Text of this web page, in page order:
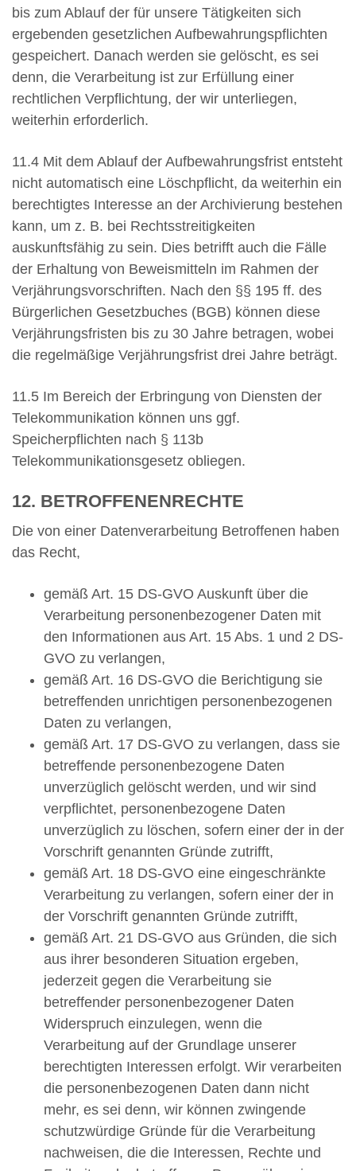
bis zum Ablauf der für unsere Tätigkeiten sich
ergebenden gesetzlichen Aufbewahrungspflichten
gespeichert. Danach werden sie gelöscht, es sei
denn, die Verarbeitung ist zur Erfüllung einer
rechtlichen Verpflichtung, der wir unterliegen,
weiterhin erforderlich.
11.4 Mit dem Ablauf der Aufbewahrungsfrist entsteht
nicht automatisch eine Löschpflicht, da weiterhin ein
berechtigtes Interesse an der Archivierung bestehen
kann, um z. B. bei Rechtsstreitigkeiten
auskunftsfähig zu sein. Dies betrifft auch die Fälle
der Erhaltung von Beweismitteln im Rahmen der
Verjährungsvorschriften. Nach den §§ 195 ff. des
Bürgerlichen Gesetzbuches (BGB) können diese
Verjährungsfristen bis zu 30 Jahre betragen, wobei
die regelmäßige Verjährungsfrist drei Jahre beträgt.
11.5 Im Bereich der Erbringung von Diensten der
Telekommunikation können uns ggf.
Speicherpflichten nach § 113b
Telekommunikationsgesetz obliegen.
12. BETROFFENENRECHTE
Die von einer Datenverarbeitung Betroffenen haben
das Recht,
gemäß Art. 15 DS-GVO Auskunft über die
Verarbeitung personenbezogener Daten mit
den Informationen aus Art. 15 Abs. 1 und 2 DS-
GVO zu verlangen,
gemäß Art. 16 DS-GVO die Berichtigung sie
betreffenden unrichtigen personenbezogenen
Daten zu verlangen,
gemäß Art. 17 DS-GVO zu verlangen, dass sie
betreffende personenbezogene Daten
unverzüglich gelöscht werden, und wir sind
verpflichtet, personenbezogene Daten
unverzüglich zu löschen, sofern einer der in der
Vorschrift genannten Gründe zutrifft,
gemäß Art. 18 DS-GVO eine eingeschränkte
Verarbeitung zu verlangen, sofern einer der in
der Vorschrift genannten Gründe zutrifft,
gemäß Art. 21 DS-GVO aus Gründen, die sich
aus ihrer besonderen Situation ergeben,
jederzeit gegen die Verarbeitung sie
betreffender personenbezogener Daten
Widerspruch einzulegen, wenn die
Verarbeitung auf der Grundlage unserer
berechtigten Interessen erfolgt. Wir verarbeiten
die personenbezogenen Daten dann nicht
mehr, es sei denn, wir können zwingende
schutzwürdige Gründe für die Verarbeitung
nachweisen, die die Interessen, Rechte und